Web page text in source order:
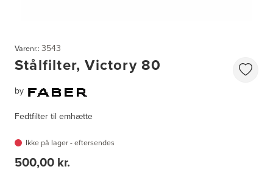
Varenr.: 3543
Stålfilter, Victory 80
by
Fedtfilter til emhætte
Ikke på lager - eftersendes
500,00 kr.